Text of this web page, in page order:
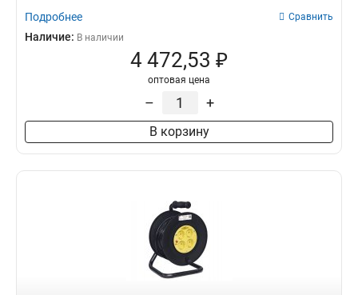
Подробнее Сравнить
Наличие: В наличии
4 472,53 ₽
оптовая цена
– +
В корзину